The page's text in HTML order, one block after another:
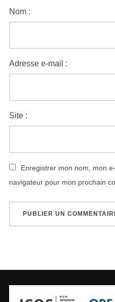
Nom :
Adresse e-mail :
Site :
Enregistrer mon nom, mon
navigateur pour mon prochain